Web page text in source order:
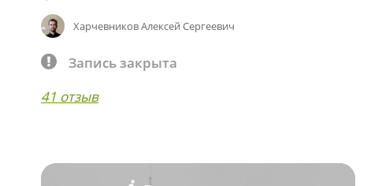
Харчевников Алексей Сергеевич
Запись закрыта
41 отзыв